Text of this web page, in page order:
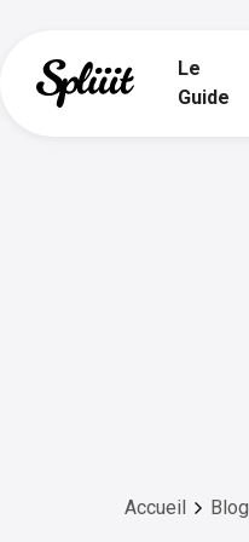
Le
Guide
Accueil Blog